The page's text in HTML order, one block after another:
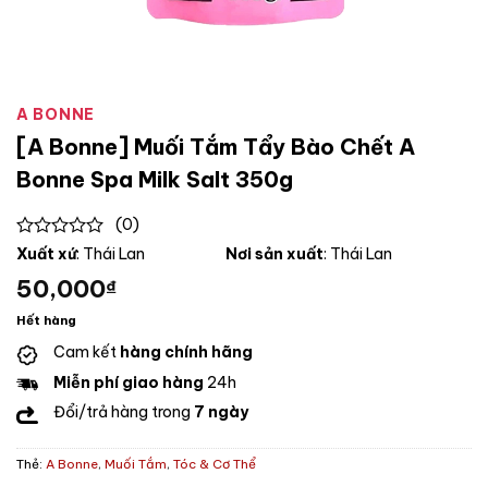
A BONNE
[A Bonne] Muối Tắm Tẩy Bào Chết A
Bonne Spa Milk Salt 350g
0
of
5
(0)
Xuất xứ: Thái Lan Nơi sản xuất: Thái Lan
50,000₫
Hết hàng
Cam kết hàng chính hãng
Miễn phí giao hàng 24h
Đổi/trả hàng trong 7 ngày
Thẻ: A Bonne, Muối Tắm, Tóc & Cơ Thể